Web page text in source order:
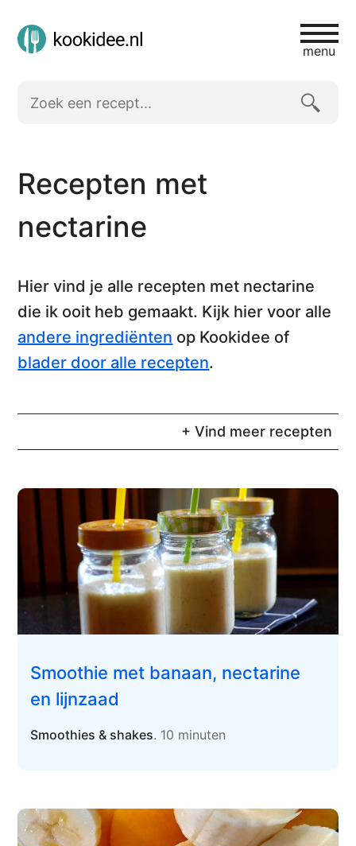
menu
Recepten met
nectarine
Hier vind je alle recepten met nectarine
die ik ooit heb gemaakt. Kijk hier voor alle
andere ingrediënten op Kookidee of
blader door alle recepten.
+ Vind meer recepten
Smoothie met banaan, nectarine
en lijnzaad
Smoothies & shakes. 10 minuten